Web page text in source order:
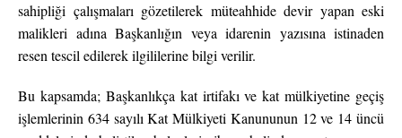
sahipliği çalışmaları gözetilerek müteahhide devir yapan eski
malikleri adına Başkanlığın veya idarenin yazısına istinaden
resen tescil edilerek ilgililerine bilgi verilir.
Bu kapsamda; Başkanlıkça kat irtifakı ve kat mülkiyetine geçiş
işlemlerinin 634 sayılı Kat Mülkiyeti Kanununun 12 ve 14 üncü